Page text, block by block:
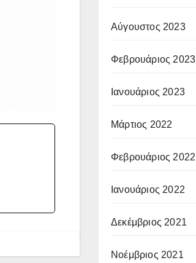
Αύγουστος 2023
Φεβρουάριος 2023
Ιανουάριος 2023
Μάρτιος 2022
Φεβρουάριος 2022
Ιανουάριος 2022
Δεκέμβριος 2021
Νοέμβριος 2021